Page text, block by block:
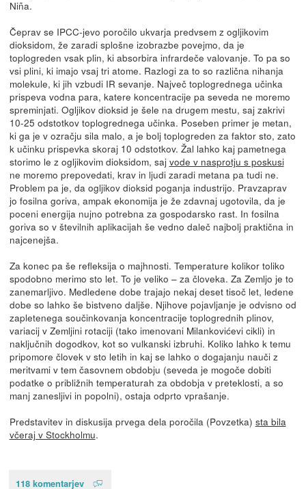
Niña.
Čeprav se IPCC-jevo poročilo ukvarja predvsem z ogljikovim
dioksidom, že zaradi splošne izobrazbe povejmo, da je
toplogreden vsak plin, ki absorbira infrardeče valovanje. To pa so
vsi plini, ki imajo vsaj tri atome. Razlogi za to so različna nihanja
molekule, ki jih vzbudi IR sevanje. Največ toplogrednega učinka
prispeva vodna para, katere koncentracije pa seveda ne moremo
spreminjati. Ogljikov dioksid je šele na drugem mestu, saj zakrivi
10-25 odstotkov toplogrednega učinka. Poseben primer je metan,
ki ga je v ozračju sila malo, a je bolj toplogreden za faktor sto, zato
k učinku prispevka skoraj 10 odstotkov. Žal lahko kaj pametnega
storimo le z ogljikovim dioksidom, saj vode v nasprotju s poskusi
ne moremo prepovedati, krav in ljudi zaradi metana pa tudi ne.
Problem pa je, da ogljikov dioksid poganja industrijo. Pravzaprav
jo fosilna goriva, ampak ekonomija je že zdavnaj ugotovila, da je
poceni energija nujno potrebna za gospodarsko rast. In fosilna
goriva so v številnih aplikacijah še vedno daleč najbolj praktična in
najcenejša.
Za konec pa še refleksija o majhnosti. Temperature kolikor toliko
spodobno merimo sto let. To je veliko – za človeka. Za Zemljo je to
zanemarljivo. Medledene dobe trajajo nekaj deset tisoč let, ledene
dobe so lahko še bistveno daljše. Njihove pojavljanje je odvisno od
zapletenega součinkovanja koncentracije toplogrednih plinov,
variacij v Zemljini rotaciji (tako imenovani Milankovićevi cikli) in
naključnih dogodkov, kot so vulkanski izbruhi. Koliko lahko k temu
pripomore človek v sto letih in kaj se lahko o dogajanju nauči z
meritvami v tem časovnem obdobju (seveda je mogoče dobiti
podatke o približnih temperaturah za obdobja v preteklosti, a so
manj zanesljivi in popolni), ostaja odprto vprašanje.
Predstavitev in diskusija prvega dela poročila (Povzetka) sta bila
včeraj v Stockholmu.
118 komentarjev